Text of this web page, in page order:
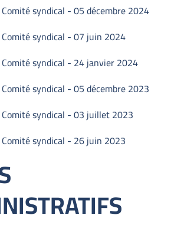
syndical - 05 décembre 2024
syndical - 07 juin 2024
syndical - 24 janvier 2024
syndical - 05 décembre 2023
Comité syndical - 03 juillet 2023
syndical - 26 juin 2023